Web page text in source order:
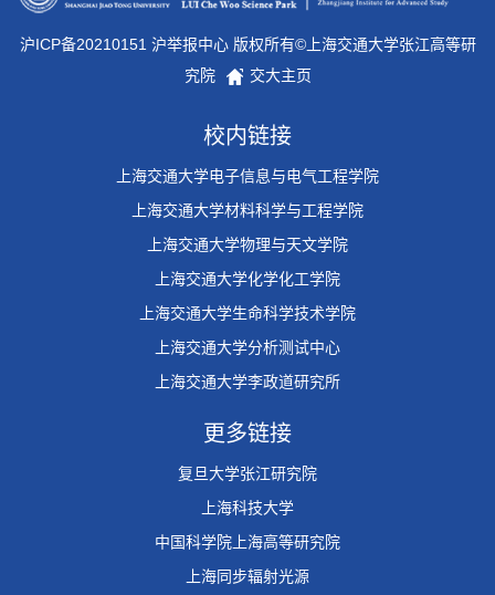
沪ICP备20210151 沪举报中心 版权所有©上海交通大学张江高等研
究院
交大主页
校内链接
上海交通大学电子信息与电气工程学院
上海交通大学材料科学与工程学院
上海交通大学物理与天文学院
上海交通大学化学化工学院
上海交通大学生命科学技术学院
上海交通大学分析测试中心
上海交通大学李政道研究所
更多链接
复旦大学张江研究院
上海科技大学
中国科学院上海高等研究院
上海同步辐射光源